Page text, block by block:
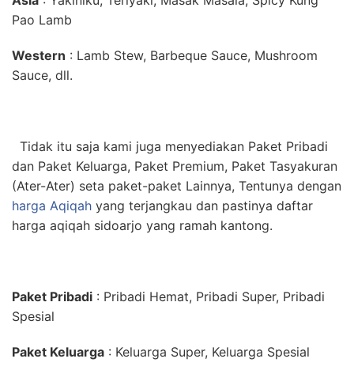
Pao Lamb
Western : Lamb Stew, Barbeque Sauce, Mushroom
Sauce, dll.
Tidak itu saja kami juga menyediakan Paket Pribadi
dan Paket Keluarga, Paket Premium, Paket Tasyakuran
(Ater-Ater) seta paket-paket Lainnya, Tentunya dengan
harga Aqiqah yang terjangkau dan pastinya daftar
harga aqiqah sidoarjo yang ramah kantong.
Paket Pribadi : Pribadi Hemat, Pribadi Super, Pribadi
Spesial
Paket Keluarga : Keluarga Super, Keluarga Spesial